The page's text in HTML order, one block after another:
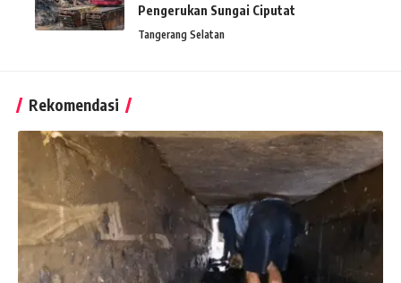
Pengerukan Sungai Ciputat
Tangerang Selatan
Rekomendasi